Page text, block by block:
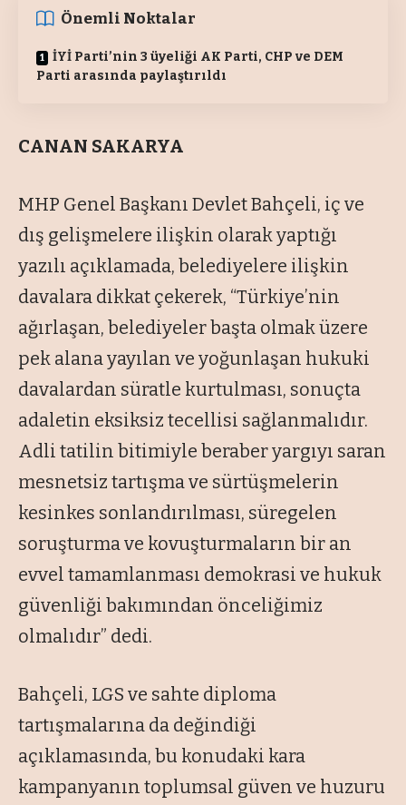
Önemli Noktalar
İYİ Parti’nin 3 üyeliği AK Parti, CHP ve DEM
Parti arasında paylaştırıldı
CANAN SAKARYA
MHP Genel Başkanı Devlet Bahçeli, iç ve
dış gelişmelere ilişkin olarak yaptığı
yazılı açıklamada, belediyelere ilişkin
davalara dikkat çekerek, “Türkiye’nin
ağırlaşan, belediyeler başta olmak üzere
pek alana yayılan ve yoğunlaşan hukuki
davalardan süratle kurtulması, sonuçta
adaletin eksiksiz tecellisi sağlanmalıdır.
Adli tatilin bitimiyle beraber yargıyı saran
mesnetsiz tartışma ve sürtüşmelerin
kesinkes sonlandırılması, süregelen
soruşturma ve kovuşturmaların bir an
evvel tamamlanması demokrasi ve hukuk
güvenliği bakımından önceliğimiz
olmalıdır” dedi.
Bahçeli, LGS ve sahte diploma
tartışmalarına da değindiği
açıklamasında, bu konudaki kara
kampanyanın toplumsal güven ve huzuru